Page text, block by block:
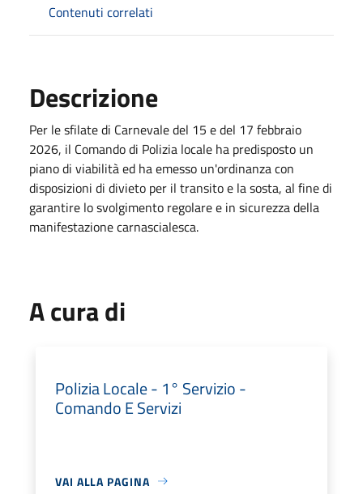
Contenuti correlati
Descrizione
Per le sfilate di Carnevale del 15 e del 17 febbraio
2026, il Comando di Polizia locale ha predisposto un
piano di viabilità ed ha emesso un'ordinanza con
disposizioni di divieto per il transito e la sosta, al fine di
garantire lo svolgimento regolare e in sicurezza della
manifestazione carnascialesca.
A cura di
Polizia Locale - 1° Servizio -
Comando E Servizi
VAI ALLA PAGINA